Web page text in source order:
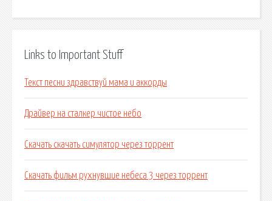
Links to Important Stuff
Текст песни здравствуй мама и аккорды
Драйвер на сталкер чистое небо
Скачать скачать симулятор через торрент
Скачать фильм рухнувшие небеса 3 через торрент